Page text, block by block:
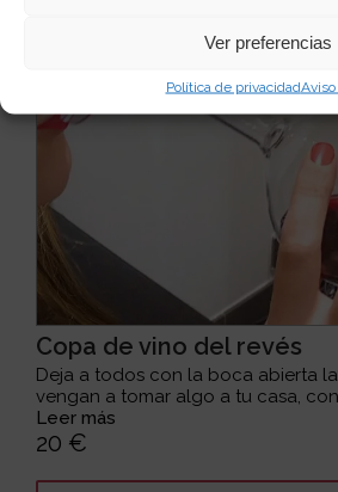
Ver preferencias
Política de privacidad
Copa de vino del revés
Deja a todos con la boca abierta
vengan a tomar algo a tu casa,
Leer más
20 €